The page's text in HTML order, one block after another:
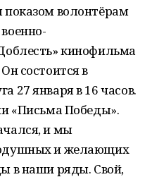
показом волонтёрам
кинофильма
состоится в
27 января в 16 часов.
«Письма Победы».
и мы
и желающих
в наши ряды. Свой,